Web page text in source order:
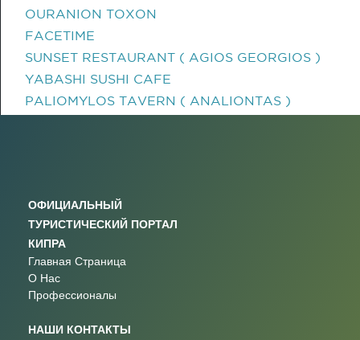
OURANION TOXON
FACETIME
SUNSET RESTAURANT ( AGIOS GEORGIOS )
YABASHI SUSHI CAFE
PALIOMYLOS TAVERN ( ANALIONTAS )
ОФИЦИАЛЬНЫЙ
ТУРИСТИЧЕСКИЙ ПОРТАЛ
КИПРА
Главная Страница
О Нас
Профессионалы
НАШИ КОНТАКТЫ